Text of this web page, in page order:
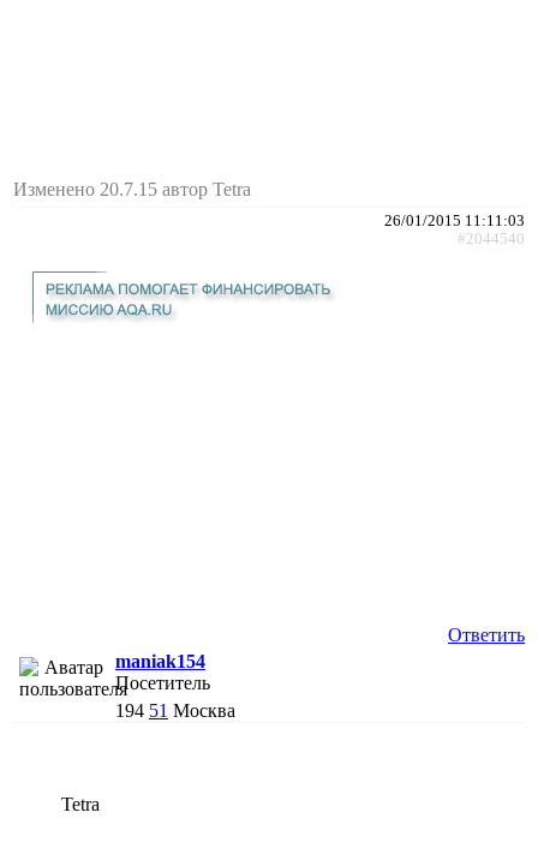
Изменено 20.7.15 автор Tetra
26/01/2015 11:11:03
#2044540
Ответить
maniak154
Посетитель
194 51 Москва
Tetra